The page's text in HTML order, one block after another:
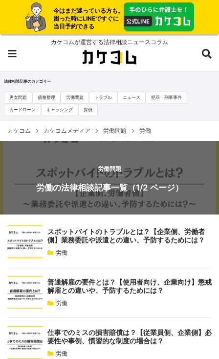
今はまだ迷っている方も。
困った時にLINEですぐに
当日予約できる
カケコムが運営する法律相談ニュースコラム
法律相談記事のカテゴリー
男女問題 債務整理 労働問題 トラブル ニュース 犯罪・刑事事件
カードローン キャッシング 探偵
カケコム カケコムメディア 労働問題 労働
労働問題
労働の法律相談記事一覧（1/2 ページ）
スポットバイトのトラブルとは？【企業側、労働者
側】業務委託や派遣との違い、予防するためには？
労働
普通解雇の要件とは？【使用者向け、企業向け】懲戒
解雇との違いや、予防するためには？
労働
仕事でのミスの損害賠償は？【従業員側、企業側】必
要性や事例、慣習的な制度の場合は？
労働